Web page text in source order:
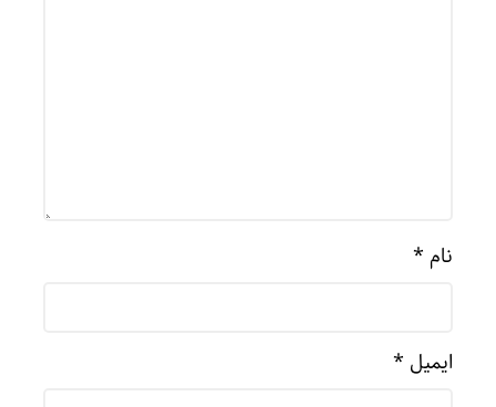
نام *
ایمیل *